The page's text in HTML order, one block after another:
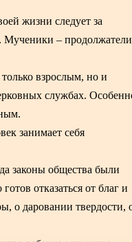
жизни следует за
Мученики – продолжатели
взрослым, но и
службах.
занимает себя
законы общества были
отказаться от благ и
о даровании твердости,